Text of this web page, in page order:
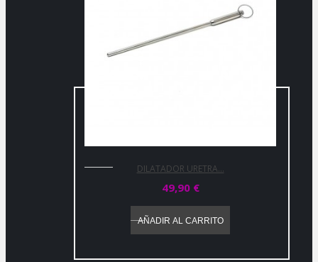
DILATADOR URETRA...
49,90 €
AÑADIR AL CARRITO